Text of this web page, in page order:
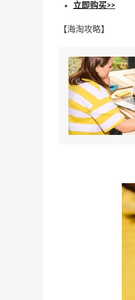
立即购买>>
【海淘攻略】